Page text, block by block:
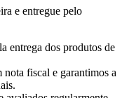
e entregue pelo
entrega dos produtos de
nota fiscal e garantimos a